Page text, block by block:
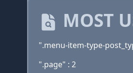
MOST
".menu-item-type-
".page" : 2